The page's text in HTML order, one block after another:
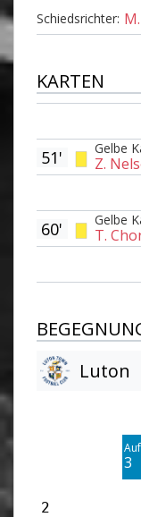
Schiedsrichter:
KARTEN
Gelbe
Z.
51'
Gelbe
T.
60'
Luton
3
2